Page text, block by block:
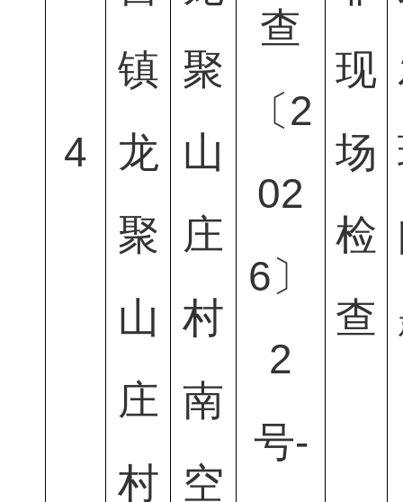
4
镇
龙
聚
山
庄
村
聚
山
庄
村
南
空
查
〔2
02
6〕
2
号-
现
场
检
查